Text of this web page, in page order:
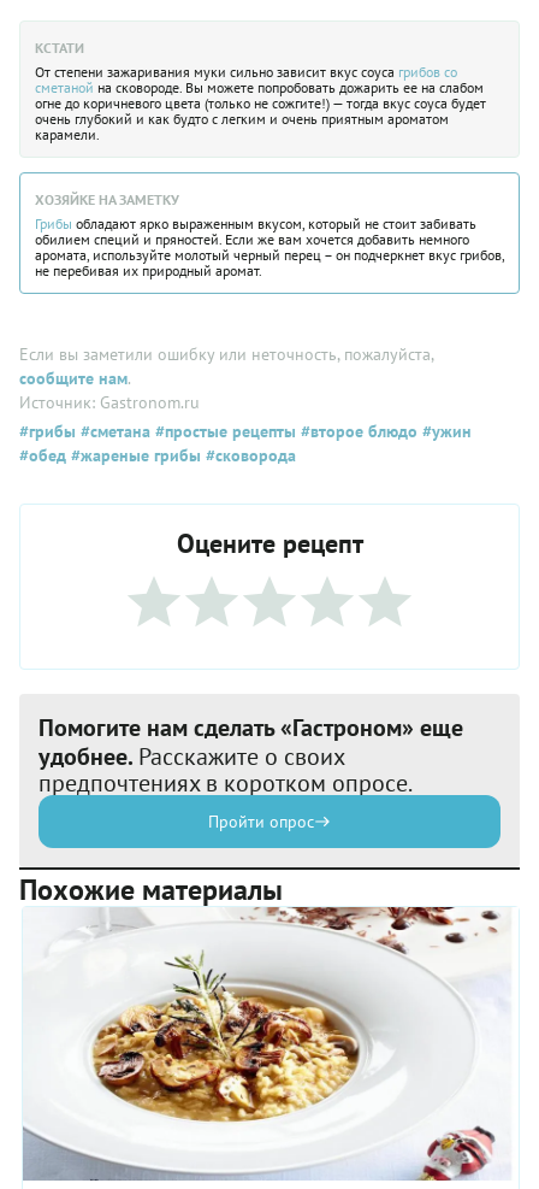
КСТАТИ
От степени зажаривания муки сильно зависит вкус соуса грибов со
сметаной на сковороде. Вы можете попробовать дожарить ее на слабом
огне до коричневого цвета (только не сожгите!) — тогда вкус соуса будет
очень глубокий и как будто с легким и очень приятным ароматом
карамели.
ХОЗЯЙКЕ НА ЗАМЕТКУ
Грибы обладают ярко выраженным вкусом, который не стоит забивать
обилием специй и пряностей. Если же вам хочется добавить немного
аромата, используйте молотый черный перец – он подчеркнет вкус грибов,
не перебивая их природный аромат.
Если вы заметили ошибку или неточность, пожалуйста,
сообщите нам.
Источник: Gastronom.ru
#грибы #сметана #простые рецепты #второе блюдо #ужин
#обед #жареные грибы #сковорода
Оцените рецепт
Помогите нам сделать «Гастроном» еще
удобнее. Расскажите о своих
предпочтениях в коротком опросе.
Пройти опрос
Похожие материалы